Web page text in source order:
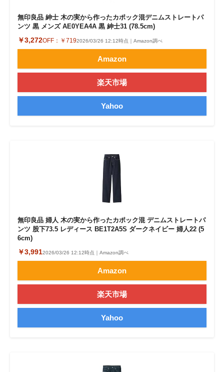
無印良品 紳士 木の実から作ったカポック混デニムストレートパ
ンツ 黒 メンズ AE0YEA4A 黒 紳士31 (78.5cm)
￥3,272OFF： ￥7192026/03/26 12:12時点｜Amazon調べ
Amazon
楽天市場
Yahoo
無印良品 婦人 木の実から作ったカポック混 デニムストレートパ
ンツ 股下73.5 レディース BE1T2A5S ダークネイビー 婦人22 (5
6cm)
￥3,9912026/03/26 12:12時点｜Amazon調べ
Amazon
楽天市場
Yahoo